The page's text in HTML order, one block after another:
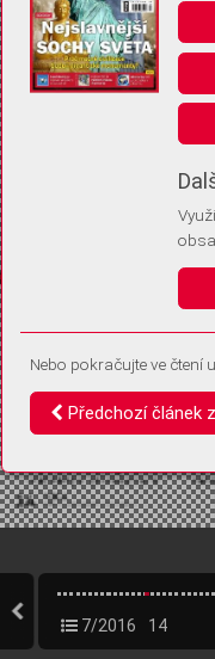
Pro základní fungování
(tzv. cookies apod.). Rádi
uložením volitelných
Anonymní unikátní ID
Díky němu příště poznáme,
Identifikátor je zcela
Vaše souhlasy a odmítnutí
vás už příště znovu
7/2016 14
Nebo pokračujte ve
Předchozí článek